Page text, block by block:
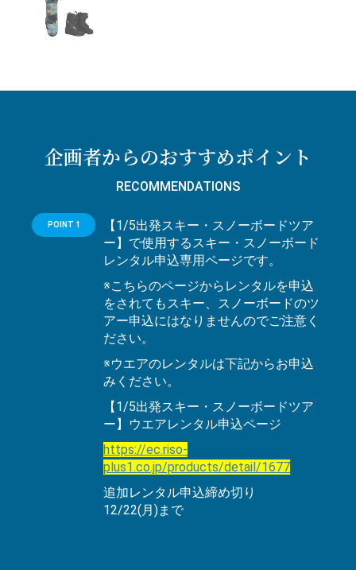
企画者からのおすすめポイント
RECOMMENDATIONS
POINT 1
【1/5出発スキー・スノーボードツア
ー】で使用するスキー・スノーボード
レンタル申込専用ページです。
※こちらのページからレンタルを申込
をされてもスキー、スノーボードのツ
アー申込にはなりませんのでご注意く
ださい。
※ウエアのレンタルは下記からお申込
みください。
【1/5出発スキー・スノーボードツア
ー】ウエアレンタル申込ページ
https://ec.riso-
plus1.co.jp/products/detail/1677
追加レンタル申込締め切り
12/22(月)まで